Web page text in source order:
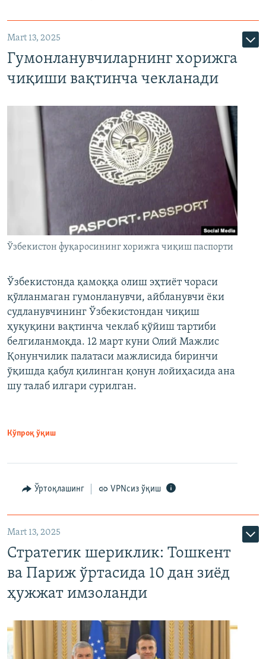
Mart 13, 2025
Гумонланувчиларнинг хорижга
чиқиши вақтинча чекланади
Ўзбекистон фуқаросининг хорижга чиқиш паспорти
Ўзбекистонда қамоққа олиш эҳтиёт чораси
қўлланмаган гумонланувчи, айбланувчи ёки
судланувчининг Ўзбекистондан чиқиш
ҳуқуқини вақтинча чеклаб қўйиш тартиби
белгиланмоқда. 12 март куни Олий Мажлис
Қонунчилик палатаси мажлисида биринчи
ўқишда қабул қилинган қонун лойиҳасида ана
шу талаб илгари сурилган.
Кўпроқ ўқиш
Ўртоқлашинг VPNсиз ўқиш
Mart 13, 2025
Стратегик шериклик: Тошкент
ва Париж ўртасида 10 дан зиёд
ҳужжат имзоланди